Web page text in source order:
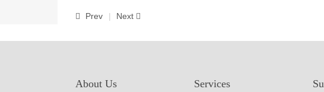
Prev Next
About Us Services